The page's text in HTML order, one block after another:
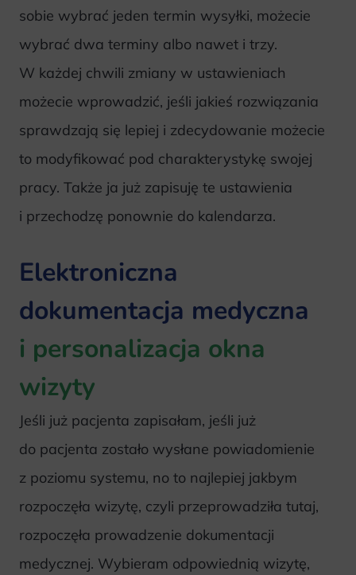
sobie wybrać jeden termin wysyłki, możecie
wybrać dwa terminy albo nawet i trzy.
W każdej chwili zmiany w ustawieniach
możecie wprowadzić, jeśli jakieś rozwiązania
sprawdzają się lepiej i zdecydowanie możecie
to modyfikować pod charakterystykę swojej
pracy. Także ja już zapisuję te ustawienia
i przechodzę ponownie do kalendarza.
Elektroniczna
dokumentacja medyczna
i personalizacja okna
wizyty
Jeśli już pacjenta zapisałam, jeśli już
do pacjenta zostało wysłane powiadomienie
z poziomu systemu, no to najlepiej jakbym
rozpoczęła wizytę, czyli przeprowadziła tutaj,
rozpoczęła prowadzenie dokumentacji
medycznej. Wybieram odpowiednią wizytę,